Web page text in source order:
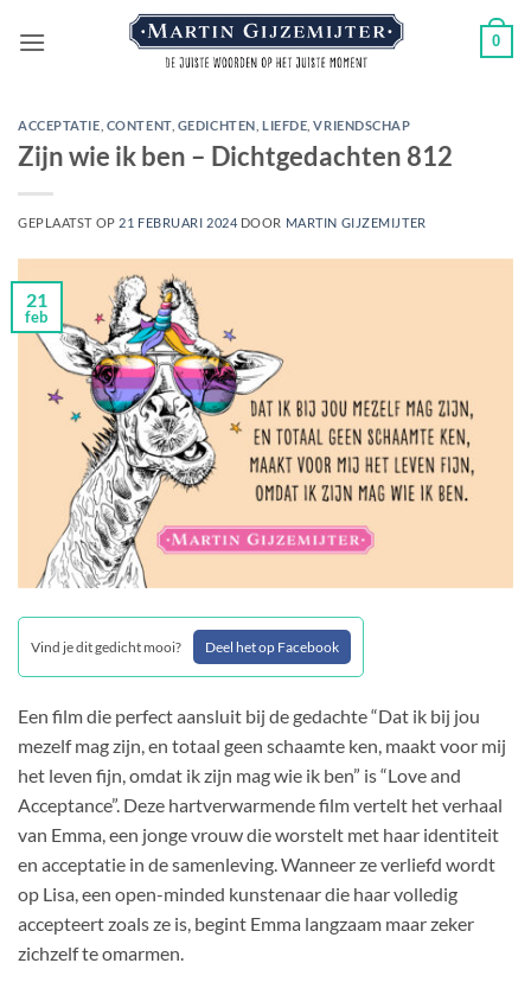
naar
0
ACCEPTATIE CONTENT, GEDICHTEN LIEFDE ,VRIENDSCHAP
Zijn wie ik ben – Dichtgedachten 812
GEPLAATST OP 21 FEBRUARI 2024 DOOR MARTIN GIJZEMIJTER
21
feb
Vind je dit gedicht mooi? Deel het op Facebook
Een film die perfect aansluit bij de gedachte “Dat ik bij jou
mezelf mag zijn, en totaal geen schaamte ken, maakt voor mij
het leven fijn, omdat ik zijn mag wie ik ben” is “Love and
Acceptance”. Deze hartverwarmende film vertelt het verhaal
van Emma, een jonge vrouw die worstelt met haar identiteit
en acceptatie in de samenleving. Wanneer ze verliefd wordt
op Lisa, een open-minded kunstenaar die haar volledig
accepteert zoals ze is, begint Emma langzaam maar zeker
zichzelf te omarmen.